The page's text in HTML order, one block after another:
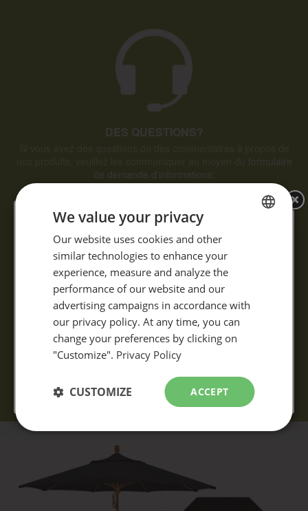
DES QUESTIONS?
formulaire
de demande d'informations.
FRENCH
ENGLISH
We value your privacy
Our website uses cookies and other
similar technologies to enhance your
experience, measure and analyze the
performance of our website and our
advertising campaigns in accordance with
our privacy policy. At any time, you can
change your preferences by clicking on
"Customize". Privacy Policy
ACCEPT
CUSTOMIZE